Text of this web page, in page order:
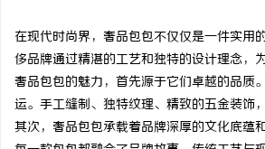
在现代时尚界，奢品包包不仅仅是一件实用
侈品牌通过精湛的工艺和独特的设计理念，
奢品包包的魅力，首先源于它们卓越的品质
运。手工缝制、独特纹理、精致的五金装饰
其次，奢品包包承载着品牌深厚的文化底蕴